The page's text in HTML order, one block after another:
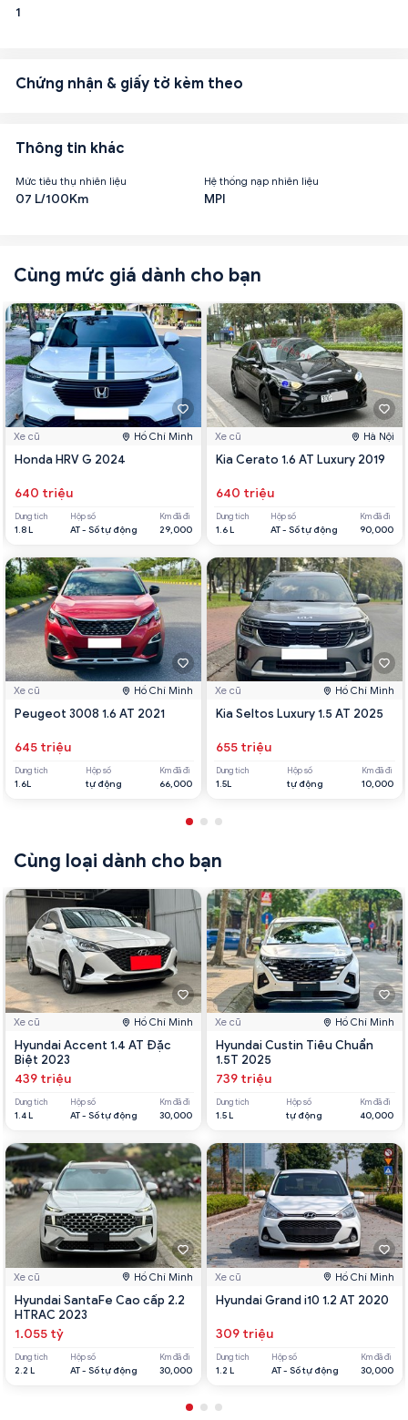
1
Chứng nhận & giấy tờ kèm theo
Thông tin khác
Mức tiêu thụ nhiên liệu
07 L/100Km
Hệ thống nạp nhiên liệu
MPI
Cùng mức giá dành cho bạn
Xe cũ Hồ Chí Minh
Honda HRV G 2024
640 triệu
Dung tích
1.8 L
Hộp số
AT - Số tự động
Km đã đi
29,000
Xe cũ Hồ Chí Minh
Peugeot 3008 1.6 AT 2021
645 triệu
Dung tích
1.6L
Hộp số
tự động
Km đã đi
66,000
Xe cũ Hà Nội
Kia Cerato 1.6 AT Luxury 2019
640 triệu
Dung tích
1.6 L
Hộp số
AT - Số tự động
Km đã đi
90,000
Xe cũ Hồ Chí Minh
Kia Seltos Luxury 1.5 AT 2025
655 triệu
Dung tích
1.5L
Hộp số
tự động
Km đã đi
10,000
Cùng loại dành cho bạn
Xe cũ Hồ Chí Minh
Hyundai Accent 1.4 AT Đặc
Biệt 2023
439 triệu
Dung tích
1.4 L
Hộp số
AT - Số tự động
Km đã đi
30,000
Xe cũ Hồ Chí Minh
Hyundai SantaFe Cao cấp 2.2
HTRAC 2023
1.055 tỷ
Dung tích
2.2 L
Hộp số
AT - Số tự động
Km đã đi
30,000
Xe cũ Hồ Chí Minh
Hyundai Custin Tiêu Chuẩn
1.5T 2025
739 triệu
Dung tích
1.5 L
Hộp số
tự động
Km đã đi
40,000
Xe cũ Hồ Chí Minh
Hyundai Grand i10 1.2 AT 2020
309 triệu
Dung tích
1.2 L
Hộp số
AT - Số tự động
Km đã đi
30,000